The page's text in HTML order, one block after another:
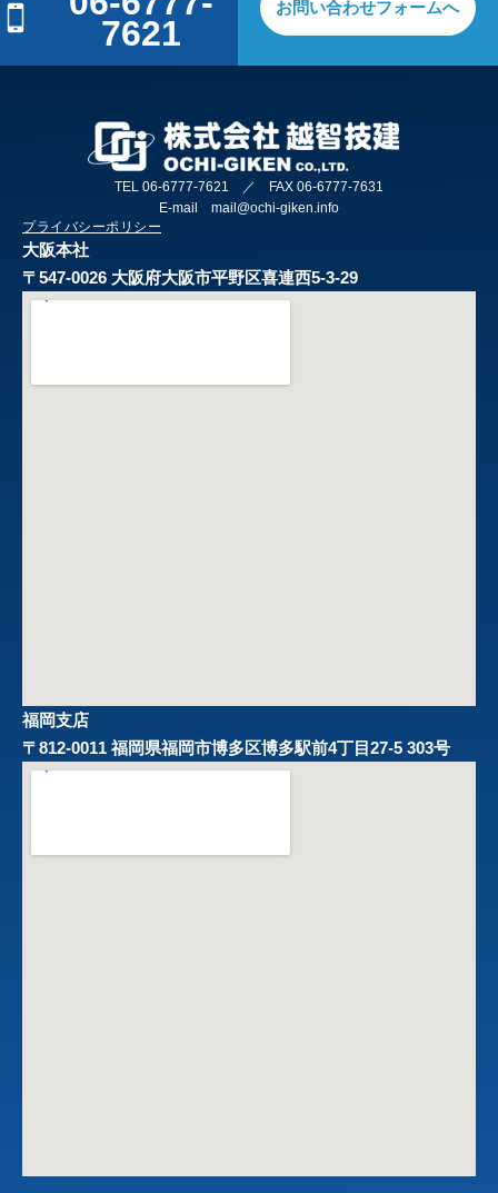
7621
お問い合わせフォームへ
TEL 06-6777-7621 ／ FAX 06-6777-7631
E-mail mail@ochi-giken.info
プライバシーポリシー
大阪本社
〒547-0026 大阪府大阪市平野区喜連西5-3-29
福岡支店
〒812-0011 福岡県福岡市博多区博多駅前4丁目27-5 303号